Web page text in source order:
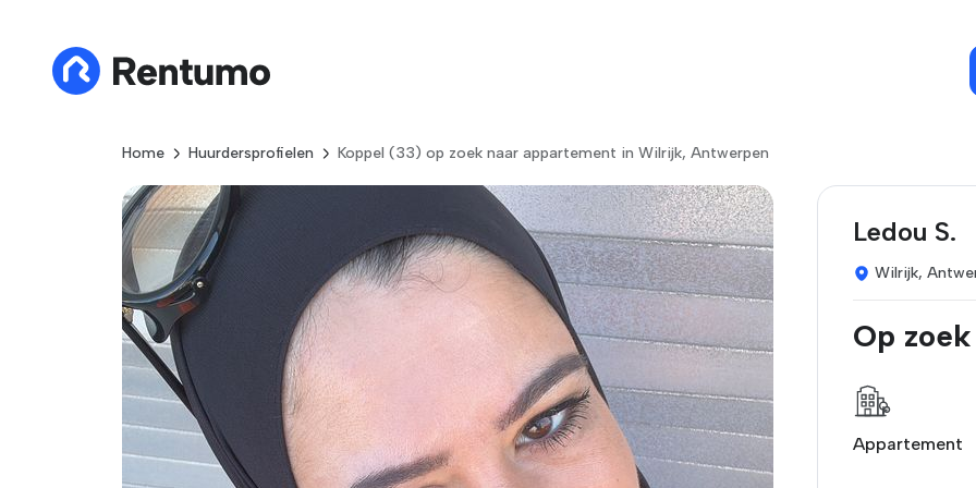
Home Huurdersprofielen Koppel (33) op zoek naar appartement in Wilrijk, Antwerpen
Ledou S.
Wilrijk,
Op
Appartement